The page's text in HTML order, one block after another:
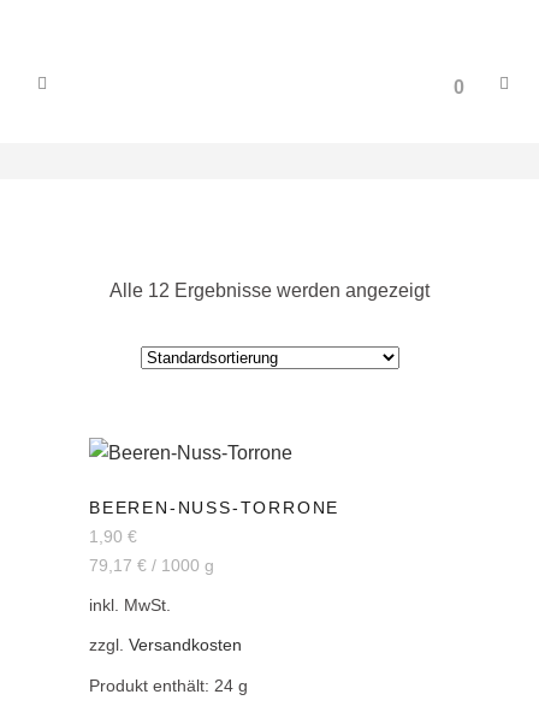
0
Alle 12 Ergebnisse werden angezeigt
BEEREN-NUSS-TORRONE
1,90 €
79,17 € / 1000 g
inkl. MwSt.
zzgl. Versandkosten
Produkt enthält: 24 g